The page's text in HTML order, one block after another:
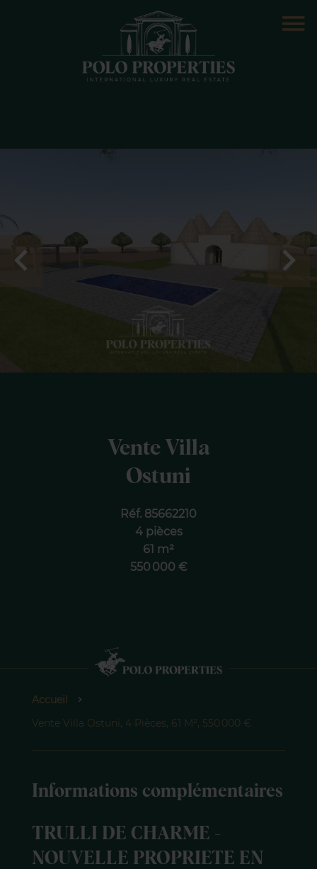
Vente Villa
Ostuni
Réf. 85662210
4 pièces
61 m²
550 000 €
Accueil
Vente Villa Ostuni, 4 Pièces, 61 M², 550 000 €
Informations complémentaires
TRULLI DE CHARME -
NOUVELLE PROPRIETE EN